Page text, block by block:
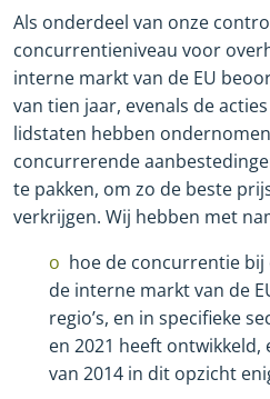
Als onderdeel van onze
concurrentieniveau voor
interne markt van de EU
van tien jaar, evenals de
lidstaten hebben
concurrerende
te pakken, om zo de beste
verkrijgen. Wij hebben met
hoe de concurrentie
de interne markt van de
regio’s, en in specifieke
en 2021 heeft
van 2014 in dit opzicht